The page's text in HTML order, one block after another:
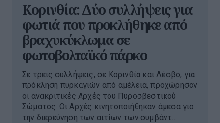
Κορινθία: Δύο συλλήψεις για
φωτιά που προκλήθηκε από
βραχυκύκλωμα σε
φωτοβολταϊκό πάρκο
Σε τρεις συλλήψεις, σε Κορινθία και Λέσβο, για
πρόκληση πυρκαγιών από αμέλεια, προχώρησαν
οι ανακριτικές Αρχές του Πυροσβεστικού
Σώματος. Οι Αρχές κινητοποιήθηκαν άμεσα για
την διερεύνηση των αιτίων των συμβάντ...